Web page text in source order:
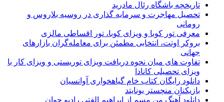
تاریخچه باشگاه رئال مادرید
تحصیل مهاجرت و سرمایه گذاری در روسیه بلاروس و
رومانی
معرفی تور کوبا و ویزای کوبا، تور اقساطی مالزی
بروکر اوتت، انتخابی مطمئن برای معامله‌گران بازارهای
جهانی
تفاوت های میان نحوه دریافت ویزای توریستی و ویزای کار با
ویزای تحصیلی کانادا
دانلود رایگان کتاب خام گیاهخواری آوانسیان
بازیکنان منچستر یونایتد
دانلود آهنگ من مسم از ابراهیم الفتی رادیو جوان